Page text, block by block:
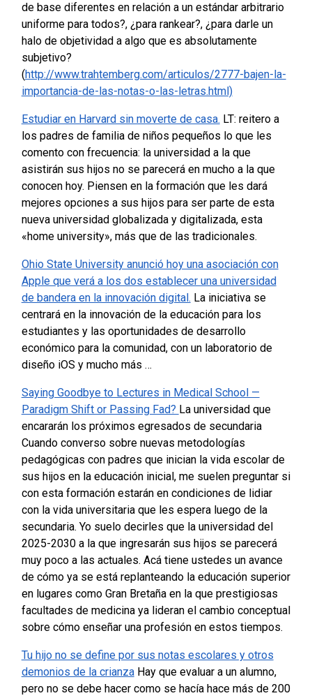
de base diferentes en relación a un estándar arbitrario
uniforme para todos?, ¿para rankear?, ¿para darle un
halo de objetividad a algo que es absolutamente
subjetivo?
(http://www.trahtemberg.com/articulos/2777-bajen-la-
importancia-de-las-notas-o-las-letras.html)
Estudiar en Harvard sin moverte de casa. LT: reitero a
los padres de familia de niños pequeños lo que les
comento con frecuencia: la universidad a la que
asistirán sus hijos no se parecerá en mucho a la que
conocen hoy. Piensen en la formación que les dará
mejores opciones a sus hijos para ser parte de esta
nueva universidad globalizada y digitalizada, esta
«home university», más que de las tradicionales.
Ohio State University anunció hoy una asociación con
Apple que verá a los dos establecer una universidad
de bandera en la innovación digital. La iniciativa se
centrará en la innovación de la educación para los
estudiantes y las oportunidades de desarrollo
económico para la comunidad, con un laboratorio de
diseño iOS y mucho más …
Saying Goodbye to Lectures in Medical School —
Paradigm Shift or Passing Fad? La universidad que
encararán los próximos egresados de secundaria
Cuando converso sobre nuevas metodologías
pedagógicas con padres que inician la vida escolar de
sus hijos en la educación inicial, me suelen preguntar si
con esta formación estarán en condiciones de lidiar
con la vida universitaria que les espera luego de la
secundaria. Yo suelo decirles que la universidad del
2025-2030 a la que ingresarán sus hijos se parecerá
muy poco a las actuales. Acá tiene ustedes un avance
de cómo ya se está replanteando la educación superior
en lugares como Gran Bretaña en la que prestigiosas
facultades de medicina ya lideran el cambio conceptual
sobre cómo enseñar una profesión en estos tiempos.
Tu hijo no se define por sus notas escolares y otros
demonios de la crianza Hay que evaluar a un alumno,
pero no se debe hacer como se hacía hace más de 200